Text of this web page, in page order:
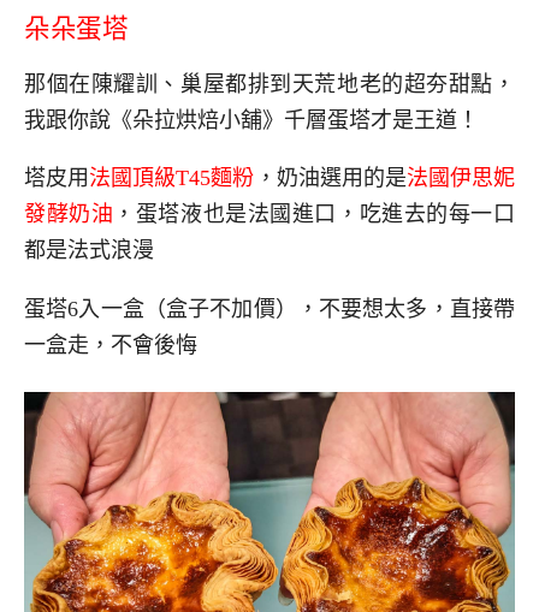
朵朵蛋塔
那個在陳耀訓、巢屋都排到天荒地老的超夯甜點，
我跟你說《朵拉烘焙小舖》千層蛋塔才是王道！
塔皮用 法國頂級T45麵粉 ，奶油選用的是法國伊思妮
發酵奶油 ，蛋塔液也是法國進口，吃進去的每一口
都是法式浪漫
蛋塔6入一盒（盒子不加價），不要想太多，直接帶
一盒走，不會後悔